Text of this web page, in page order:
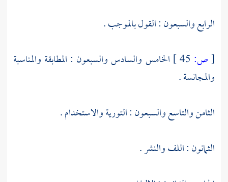
الرابع والسبعون : القول بالموجب .
[ص:
الخامس والسادس والسبعون : المطابقة والمناسبة
والمجانسة .
الثامن والتاسع والسبعون : التورية والاستخدام .
الثمانون : اللف والنشر .